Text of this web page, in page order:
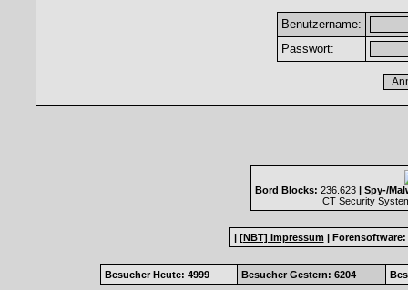
Benutzername:
Passwort:
Bord Blocks: 236.623 | Spy-/
CT Security
| [NBT] Impressum | Forensoftware:
Besucher Heute: 4999 Besucher Gestern: 6204